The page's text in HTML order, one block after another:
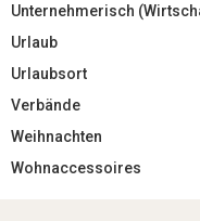
Unternehmerisch
Urlaub
Urlaubsort
Verbände
Weihnachten
Wohnaccessoires